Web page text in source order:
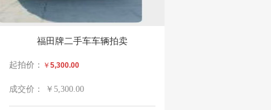
福田牌二手车车辆拍卖
起拍价： ￥ 5,300.00
成交价： ￥5,300.00